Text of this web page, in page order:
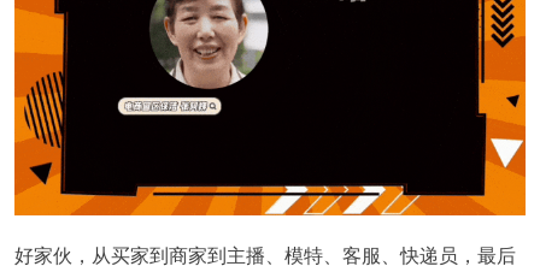
好家伙，从买家到商家到主播、模特、客服、快递员，最后